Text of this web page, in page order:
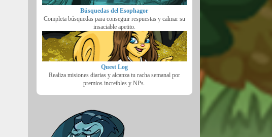
Búsquedas del Esophagor
Completa búsquedas para conseguir respuestas y calmar su
insaciable apetito.
Quest Log
Realiza misiones diarias y alcanza tu racha semanal por
premios increíbles y NPs.